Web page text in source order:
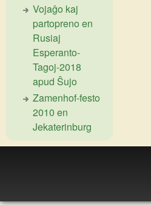
Vojaĝo kaj
partopreno en
Rusiaj
Esperanto-
Tagoj-2018
apud Ŝujo
Zamenhof-festo
2010 en
Jekaterinburg